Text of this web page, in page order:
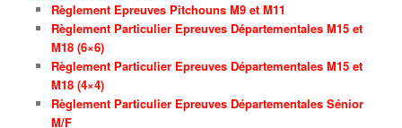
Règlement Epreuves Pitchouns M9 et M11
Règlement Particulier Epreuves Départementales M15 et
M18 (6×6)
Règlement Particulier Epreuves Départementales M15 et
M18 (4×4)
Règlement Particulier Epreuves Départementales Sénior
M/F